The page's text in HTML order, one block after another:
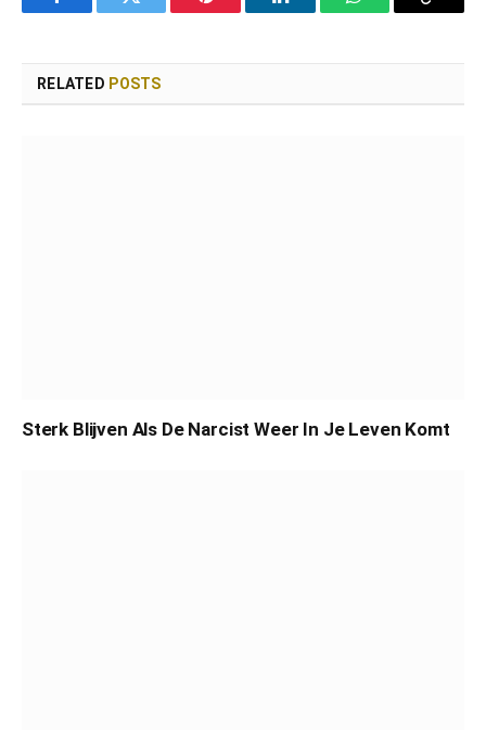
FacebookTwitter Pinterest LinkedInWhatsAppCopy
RELATED POSTS
Sterk Blijven Als De Narcist Weer In Je Leven Komt